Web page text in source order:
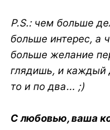
P.S.: чем больше
больше интерес, а
больше желание
глядишь, и каждый
то и по два... ;)
С любовью, ваша